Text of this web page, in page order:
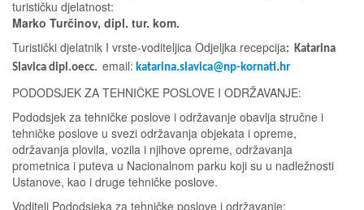
turističku djelatnost:
Marko Turčinov, dipl. tur. kom.
Turistički djelatnik I vrste-voditeljica Odjeljka recepcija: Katarina
Slavica dipl.oecc. email: katarina.slavica@np-kornati.hr
PODODSJEK ZA TEHNIČKE POSLOVE I ODRŽAVANJE:
Pododsjek za tehničke poslove i održavanje obavlja stručne i
tehničke poslove u svezi održavanja objekata i opreme,
održavanja plovila, vozila i njihove opreme, održavanja
prometnica i puteva u Nacionalnom parku koji su u nadležnosti
Ustanove, kao i druge tehničke poslove.
Voditelj Pododsjeka za tehničke poslove i održavanje: